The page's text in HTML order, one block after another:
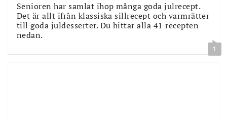
Senioren har samlat ihop många goda julrecept.
Det är allt ifrån klassiska sillrecept och varmrätter
till goda juldesserter. Du hittar alla 41 recepten
nedan.
1